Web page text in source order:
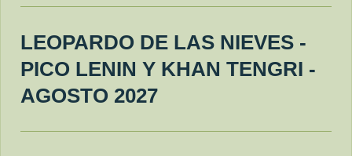
LEOPARDO DE LAS NIEVES -
PICO LENIN Y KHAN TENGRI -
AGOSTO 2027